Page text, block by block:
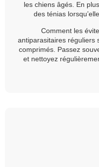
les chiens âgés. En
des ténias
Comment les
antiparasitaires réguliers
comprimés. Passez
et nettoyez